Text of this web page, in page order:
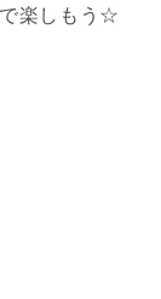
楽しもう☆